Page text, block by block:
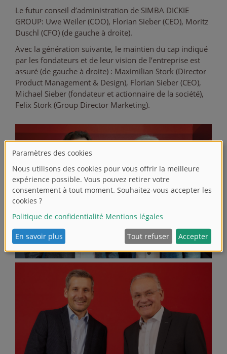
Le futur conseil d’administration de SIMBA DICKIE
GROUP: Uwe Weiler (COO), Florian Sieber (CEO), Moritz
Duschl (CFO) (de gauche à droite).
Avec la génération suivante, le maintien du cap indiqué
par les fondateurs et de leur vision de l’entreprise est
assuré (de gauche à droite) : Maximilian Stork (Director
Product Management & Design), Florian Sieber (CEO),
Michael Sieber (fondateur et actionnaire de la société),
Felix Stork (Group Director Marketing).